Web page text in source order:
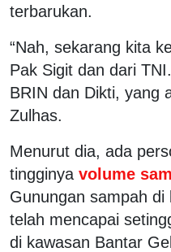
terbarukan.
“Nah, sekarang kita
Pak Sigit dan dari
BRIN dan Dikti, yang
Zulhas.
Menurut dia, ada
tingginya volume
Gunungan sampah
telah mencapai
di kawasan Bantar